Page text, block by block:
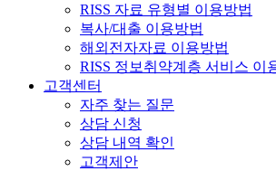
RISS 자료 유형별 이용방법
복사/대출 이용방법
해외전자자료 이용방법
RISS 정보취약계층 서비스 이
고객센터
자주 찾는 질문
상담 신청
상담 내역 확인
고객제안